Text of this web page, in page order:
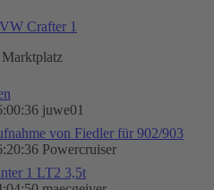
Crafter 1
Marktplatz
juwe01
von Fiedler für 902/903
Powercruiser
1 LT2 3,5t